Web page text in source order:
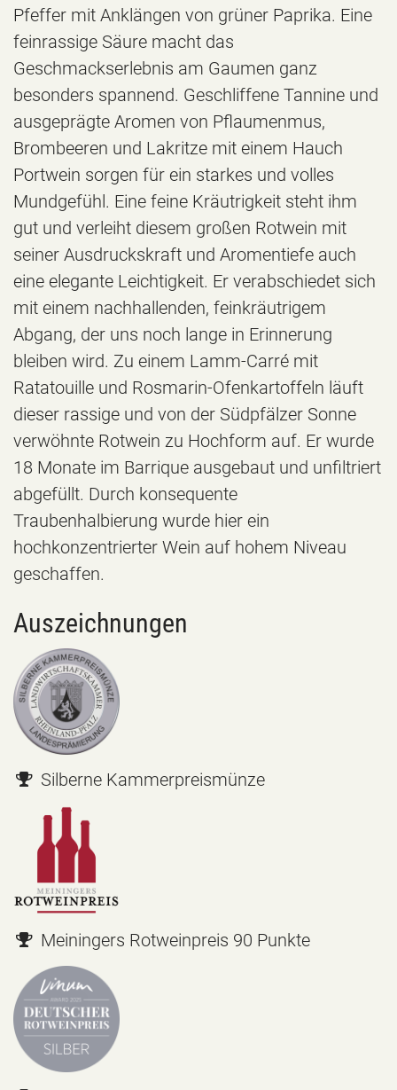
Pfeffer mit Anklängen von grüner Paprika. Eine
feinrassige Säure macht das
Geschmackserlebnis am Gaumen ganz
besonders spannend. Geschliffene Tannine und
ausgeprägte Aromen von Pflaumenmus,
Brombeeren und Lakritze mit einem Hauch
Portwein sorgen für ein starkes und volles
Mundgefühl. Eine feine Kräutrigkeit steht ihm
gut und verleiht diesem großen Rotwein mit
seiner Ausdruckskraft und Aromentiefe auch
eine elegante Leichtigkeit. Er verabschiedet sich
mit einem nachhallenden, feinkräutrigem
Abgang, der uns noch lange in Erinnerung
bleiben wird. Zu einem Lamm-Carré mit
Ratatouille und Rosmarin-Ofenkartoffeln läuft
dieser rassige und von der Südpfälzer Sonne
verwöhnte Rotwein zu Hochform auf. Er wurde
18 Monate im Barrique ausgebaut und unfiltriert
abgefüllt. Durch konsequente
Traubenhalbierung wurde hier ein
hochkonzentrierter Wein auf hohem Niveau
geschaffen.
Auszeichnungen
Silberne Kammerpreismünze
Meiningers Rotweinpreis 90 Punkte